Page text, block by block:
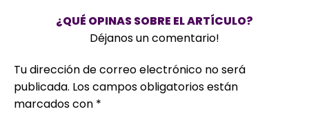
¿QUÉ OPINAS SOBRE EL ARTÍCULO?
Déjanos un comentario!
Tu dirección de correo electrónico no será
publicada. Los campos obligatorios están
marcados con *